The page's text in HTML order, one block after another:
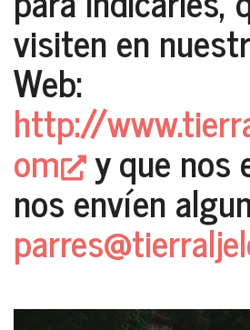
visiten en
Web:
http://
om y que nos
nos envíen